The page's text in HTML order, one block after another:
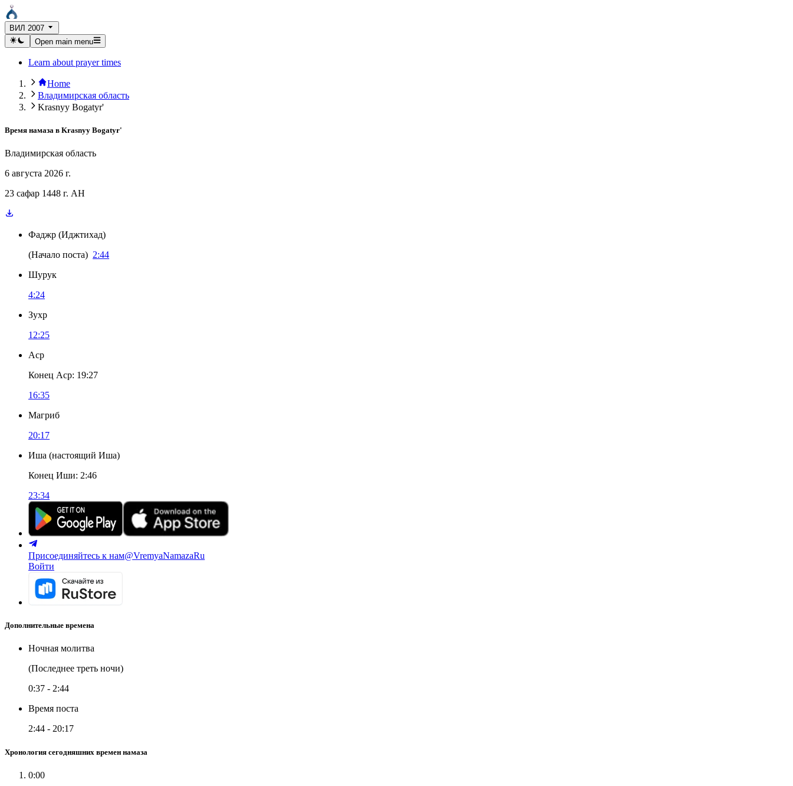
ВИЛ 2007
Open main menu
Learn about prayer times
Home
Владимирская область
Krasnyy Bogatyr'
Время намаза в Krasnyy Bogatyr'
Владимирская область
6 августа 2026 г.
23 сафар 1448 г. AH
Фаджр (Иджтихад)
(Начало поста) 2:44
Шурук
4:24
Зухр
12:25
Аср
Конец Аср: 19:27
16:35
Магриб
20:17
Иша (настоящий Иша)
Конец Иши: 2:46
23:34
Присоединяйтесь к нам@VremyaNamazaRu
Войти
Дополнительные времена
Ночная молитва
(Последнее треть ночи)
0:37 - 2:44
Время поста
2:44 - 20:17
Хронология сегодняшних времен намаза
0:00